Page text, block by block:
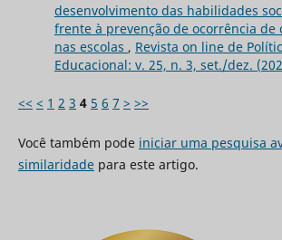
desenvolvimento das habilidades
frente à prevenção de ocorrência de
nas escolas , Revista on line de
Educacional: v. 25, n. 3, set./dez.
<< < 1 2 3 4 5 6 7 > >>
Você também pode iniciar uma pesquisa
similaridadepara este artigo.